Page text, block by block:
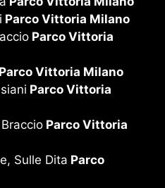
Parco Vittoria Milano
Parco Vittoria
Parco Vittoria Milano
Parco Vittoria
Parco Vittoria
Sulle Dita Parco